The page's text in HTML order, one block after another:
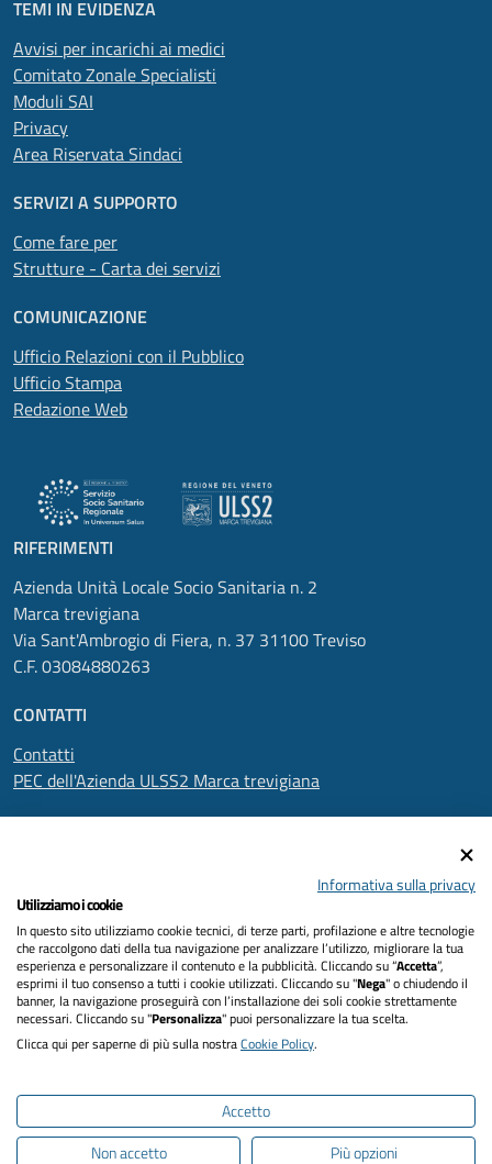
TEMI IN EVIDENZA
Avvisi per incarichi ai medici
Comitato Zonale Specialisti
Moduli SAI
Privacy
Area Riservata Sindaci
SERVIZI A SUPPORTO
Come fare per
Strutture - Carta dei servizi
COMUNICAZIONE
Ufficio Relazioni con il Pubblico
Ufficio Stampa
Redazione Web
RIFERIMENTI
Azienda Unità Locale Socio Sanitaria n. 2
Marca trevigiana
Via Sant'Ambrogio di Fiera, n. 37 31100 Treviso
C.F. 03084880263
CONTATTI
Contatti
PEC dell'Azienda ULSS2 Marca trevigiana
Informativa privacy
Dichiarazione di accessibilità
Note legali
Informativa sulla privacy
Utilizziamo i cookie
In questo sito utilizziamo cookie tecnici, di terze parti, profilazione e altre tecnologie
che raccolgono dati della tua navigazione per analizzare l’utilizzo, migliorare la tua
esperienza e personalizzare il contenuto e la pubblicità. Cliccando su “Accetta”,
esprimi il tuo consenso a tutti i cookie utilizzati. Cliccando su "Nega" o chiudendo il
banner, la navigazione proseguirà con l’installazione dei soli cookie strettamente
necessari. Cliccando su "Personalizza" puoi personalizzare la tua scelta.
Clicca qui per saperne di più sulla nostraCookie Policy.
Accetto
Non accetto
Più opzioni